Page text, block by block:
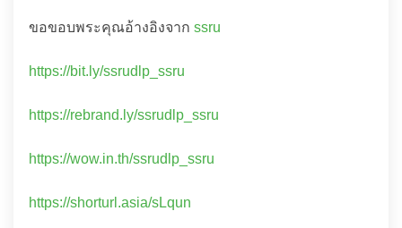
ขอขอบพระคุณอ้างอิงจาก ssru
https://bit.ly/ssrudlp_ssru
https://rebrand.ly/ssrudlp_ssru
https://wow.in.th/ssrudlp_ssru
https://shorturl.asia/sLqun